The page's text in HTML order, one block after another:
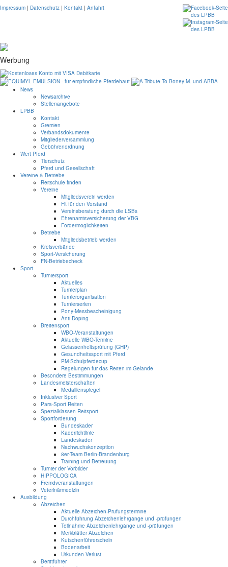
Impressum | Datenschutz | Kontakt | Anfahrt
Werbung
News
Newsarchive
Stellenangebote
LPBB
Kontakt
Gremien
Verbandsdokumente
Mitgliederversammlung
Gebührenordnung
Wert Pferd
Tierschutz
Pferd und Gesellschaft
Vereine & Betriebe
Reitschule finden
Vereine
Mitgliedsverein werden
Fit für den Vorstand
Vereinsberatung durch die LSBs
Ehrenamtsversicherung der VBG
Fördermöglichkeiten
Betriebe
Mitgliedsbetrieb werden
Kreisverbände
Sport-Versicherung
FN-Betriebecheck
Sport
Turniersport
Aktuelles
Turnierplan
Turnierorganisation
Turnierserien
Pony-Messbescheinigung
Anti-Doping
Breitensport
WBO-Veranstaltungen
Aktuelle WBO-Termine
Gelassenheitsprüfung (GHP)
Gesundheitssport mit Pferd
PM-Schulpferdecup
Regelungen für das Reiten im Gelände
Besondere Bestimmungen
Landesmeisterschaften
Medaillenspiegel
Inklusiver Sport
Para-Sport Reiten
Spezialklassen Reitsport
Sportförderung
Bundeskader
Kaderrichtlinie
Landeskader
Nachwuchskonzeption
8er-Team Berlin-Brandenburg
Training und Betreuung
Turnier der Vorbilder
HIPPOLOGICA
Fremdveranstaltungen
Veterinärmedizin
Ausbildung
Abzeichen
Aktuelle Abzeichen-Prüfungstermine
Durchführung Abzeichenlehrgänge und -prüfungen
Teilnahme Abzeichenlehrgänge und -prüfungen
Merkblätter Abzeichen
Kutschenführerschein
Bodenarbeit
Urkunden-Verlust
Berittführer